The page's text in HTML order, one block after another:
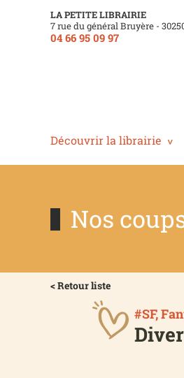
LA PETITE LIBRAIRIE
7 rue du général Bruyère -
04 66 95 09 97
Découvrir la librairie
Nos
< Retour liste
#SF,